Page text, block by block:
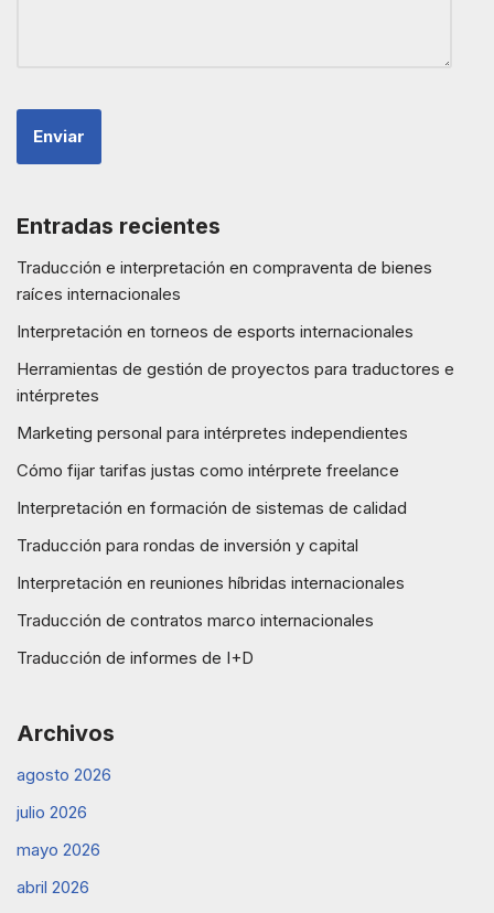
Entradas recientes
Traducción e interpretación en compraventa de bienes
raíces internacionales
Interpretación en torneos de esports internacionales
Herramientas de gestión de proyectos para traductores e
intérpretes
Marketing personal para intérpretes independientes
Cómo fijar tarifas justas como intérprete freelance
Interpretación en formación de sistemas de calidad
Traducción para rondas de inversión y capital
Interpretación en reuniones híbridas internacionales
Traducción de contratos marco internacionales
Traducción de informes de I+D
Archivos
agosto 2026
julio 2026
mayo 2026
abril 2026